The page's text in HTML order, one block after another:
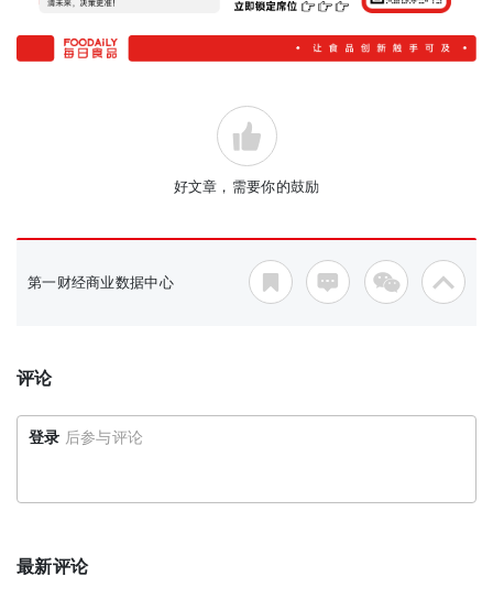
好文章，需要你的鼓励
第一财经商业数据中心
评论
登录 后参与评论
最新评论